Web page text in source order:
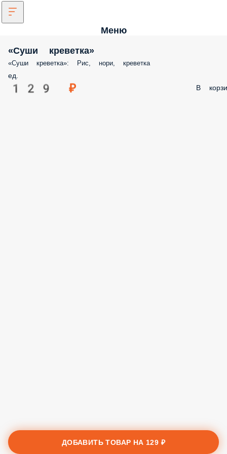
Меню
«Суши креветка»
«Суши креветка»: Рис, нори, креветка
ед.
129 ₽ В
ДОБАВИТЬ ТОВАР НА 129 ₽